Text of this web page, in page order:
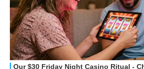
GUIDE ALL'ACQUISTO